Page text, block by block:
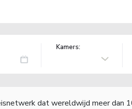
Kamers:
dat wereldwijd meer dan